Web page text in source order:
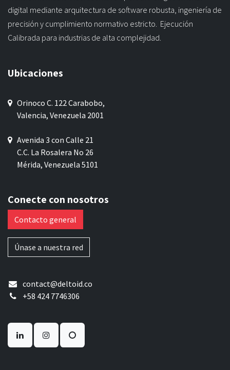
digital mediante arquitectura de software robusta, ingeniería de
precisión y cumplimiento normativo estricto. Ejecución
Calibrada para industrias de alta complejidad.
Ubicaciones
Orinoco C. 122 Carabobo,
Valencia, Venezuela 2001
Avenida 3 con Calle 21
C.C. La Rosalera No 26
Mérida, Venezuela 5101
Conecte con nosotros
Contacto general
Únase a nuestra red
contact@deltoid.co
+58 424 7746306